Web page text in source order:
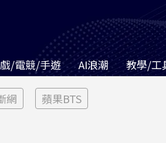
/電競/手遊 AI浪潮 教學/工
網 蘋果BTS